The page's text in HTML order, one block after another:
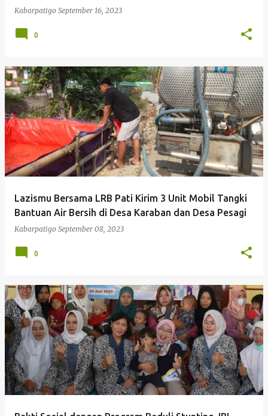
Kabarpatigo September 16, 2023
0
Lazismu Bersama LRB Pati Kirim 3 Unit Mobil Tangki
Bantuan Air Bersih di Desa Karaban dan Desa Pesagi
Kabarpatigo September 08, 2023
0